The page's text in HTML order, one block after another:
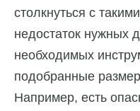
столкнуться с
недостаток нужных
необходимых
подобранные
Например, есть